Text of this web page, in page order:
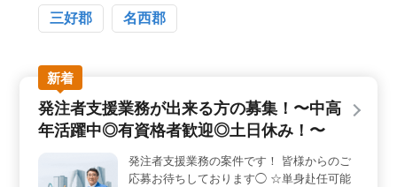
児休業や介護休業、看護休暇の取得実績もあり、ライフ
ステージに合わせた柔軟な働き方が可能です。
三好郡 名西郡
新着
発注者支援業務が出来る方の募集！〜中高
年活躍中◎有資格者歓迎◎土日休み！〜
発注者支援業務の案件です！ 皆様からのご
応募お待ちしております◯ ☆単身赴任可能